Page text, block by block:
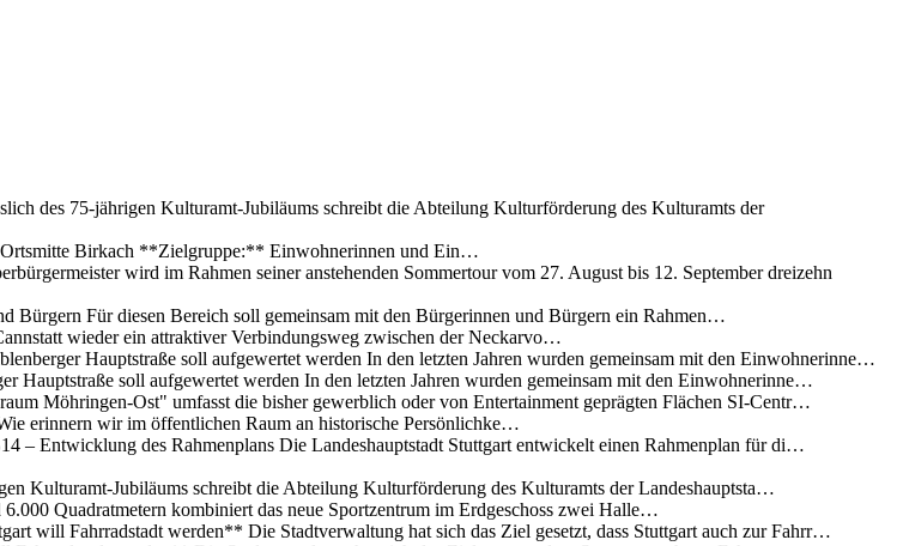
des 75-jährigen Kulturamt-Jubiläums schreibt die Abteilung Kulturförderung des Kulturamts der
Birkach **Zielgruppe:** Einwohnerinnen und Ein…
wird im Rahmen seiner anstehenden Sommertour vom 27. August bis 12. September dreizehn
Bürgern Für diesen Bereich soll gemeinsam mit den Bürgerinnen und Bürgern ein Rahmen…
wieder ein attraktiver Verbindungsweg zwischen der Neckarvo…
Hauptstraße soll aufgewertet werden In den letzten Jahren wurden gemeinsam mit den Einwohnerinne…
Hauptstraße soll aufgewertet werden In den letzten Jahren wurden gemeinsam mit den Einwohnerinne…
Möhringen-Ost" umfasst die bisher gewerblich oder von Entertainment geprägten Flächen SI-Centr…
erinnern wir im öffentlichen Raum an historische Persönlichke…
– Entwicklung des Rahmenplans Die Landeshauptstadt Stuttgart entwickelt einen Rahmenplan für di…
Kulturamt-Jubiläums schreibt die Abteilung Kulturförderung des Kulturamts der Landeshauptsta…
Quadratmetern kombiniert das neue Sportzentrum im Erdgeschoss zwei Halle…
will Fahrradstadt werden** Die Stadtverwaltung hat sich das Ziel gesetzt, dass Stuttgart auch zur Fahrr…